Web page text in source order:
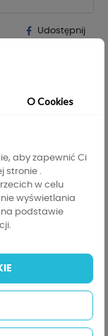
Udostępnij
O Cookies
aby zapewnić Ci
stronie .
w celu
wyświetlania
na podstawie